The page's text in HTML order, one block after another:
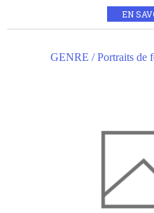
EN
GENRE / Portraits de